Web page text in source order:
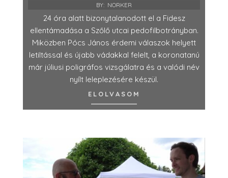
BY: NORKER
24 óra alatt bizonytalanodott el a Fidesz
ellentámadása a Szőlő utcai pedofilbotrányban.
Miközben Pócs János érdemi válaszok helyett
letiltással és újabb vádakkal felelt, a koronatanú
már júliusi poligráfos vizsgálatra és a valódi név
nyílt leleplezésére készül.
ELOLVASOM